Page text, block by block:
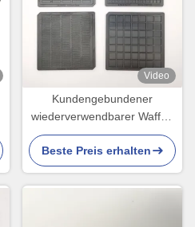
Video
Kundengebundener
wiederverwendbarer Waffel-
Satz Chip Trays MPPO für
Oblate sterben
Beste Preis erhalten